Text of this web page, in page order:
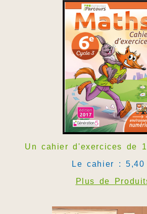
Un cahier d'exercices de
Le cahier : 5,40
Plus de